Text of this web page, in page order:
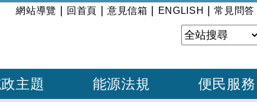
:::
網站導覽 回首頁 意見信箱 ENGLISH |常見問答
主題 能源法規 便民服務